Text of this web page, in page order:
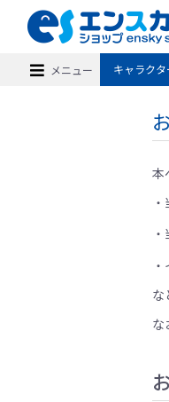
メニュー キャラク
本
な
な